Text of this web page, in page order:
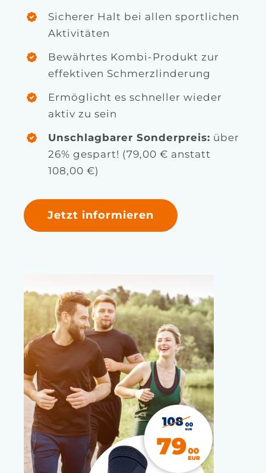
Sicherer Halt bei allen sportlichen
Aktivitäten
Bewährtes Kombi-Produkt zur
effektiven Schmerzlinderung
Ermöglicht es schneller wieder
aktiv zu sein
Unschlagbarer Sonderpreis: über
26% gespart! (79,00 € anstatt
108,00 €)
Jetzt informieren